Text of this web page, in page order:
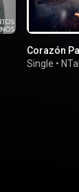
Corazón
Single •